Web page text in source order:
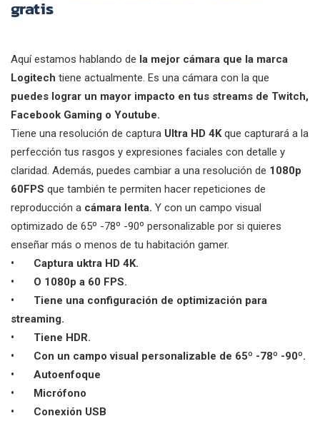
Aquí estamos hablando de la mejor cámara que la marca
Logitech tiene actualmente. Es una cámara con la que
puedes lograr un mayor impacto en tus streams de Twitch,
Facebook Gaming o Youtube.
Tiene una resolución de captura Ultra HD 4Kque capturará a la
perfección tus rasgos y expresiones faciales con detalle y
claridad. Además, puedes cambiar a una resolución de 1080p
60FPS que también te permiten hacer repeticiones de
reproducción a cámara lenta. Y con un campo visual
optimizado de 65º -78º -90º personalizable por si quieres
enseñar más o menos de tu habitación gamer.
•
Captura uktra HD 4K.
•
O 1080p a 60 FPS.
•
Tiene una configuración de optimización para
streaming.
•
Tiene HDR.
•
Con un campo visual personalizable de 65º -78º -90º.
•
Autoenfoque
•
Micrófono
•
Conexión USB